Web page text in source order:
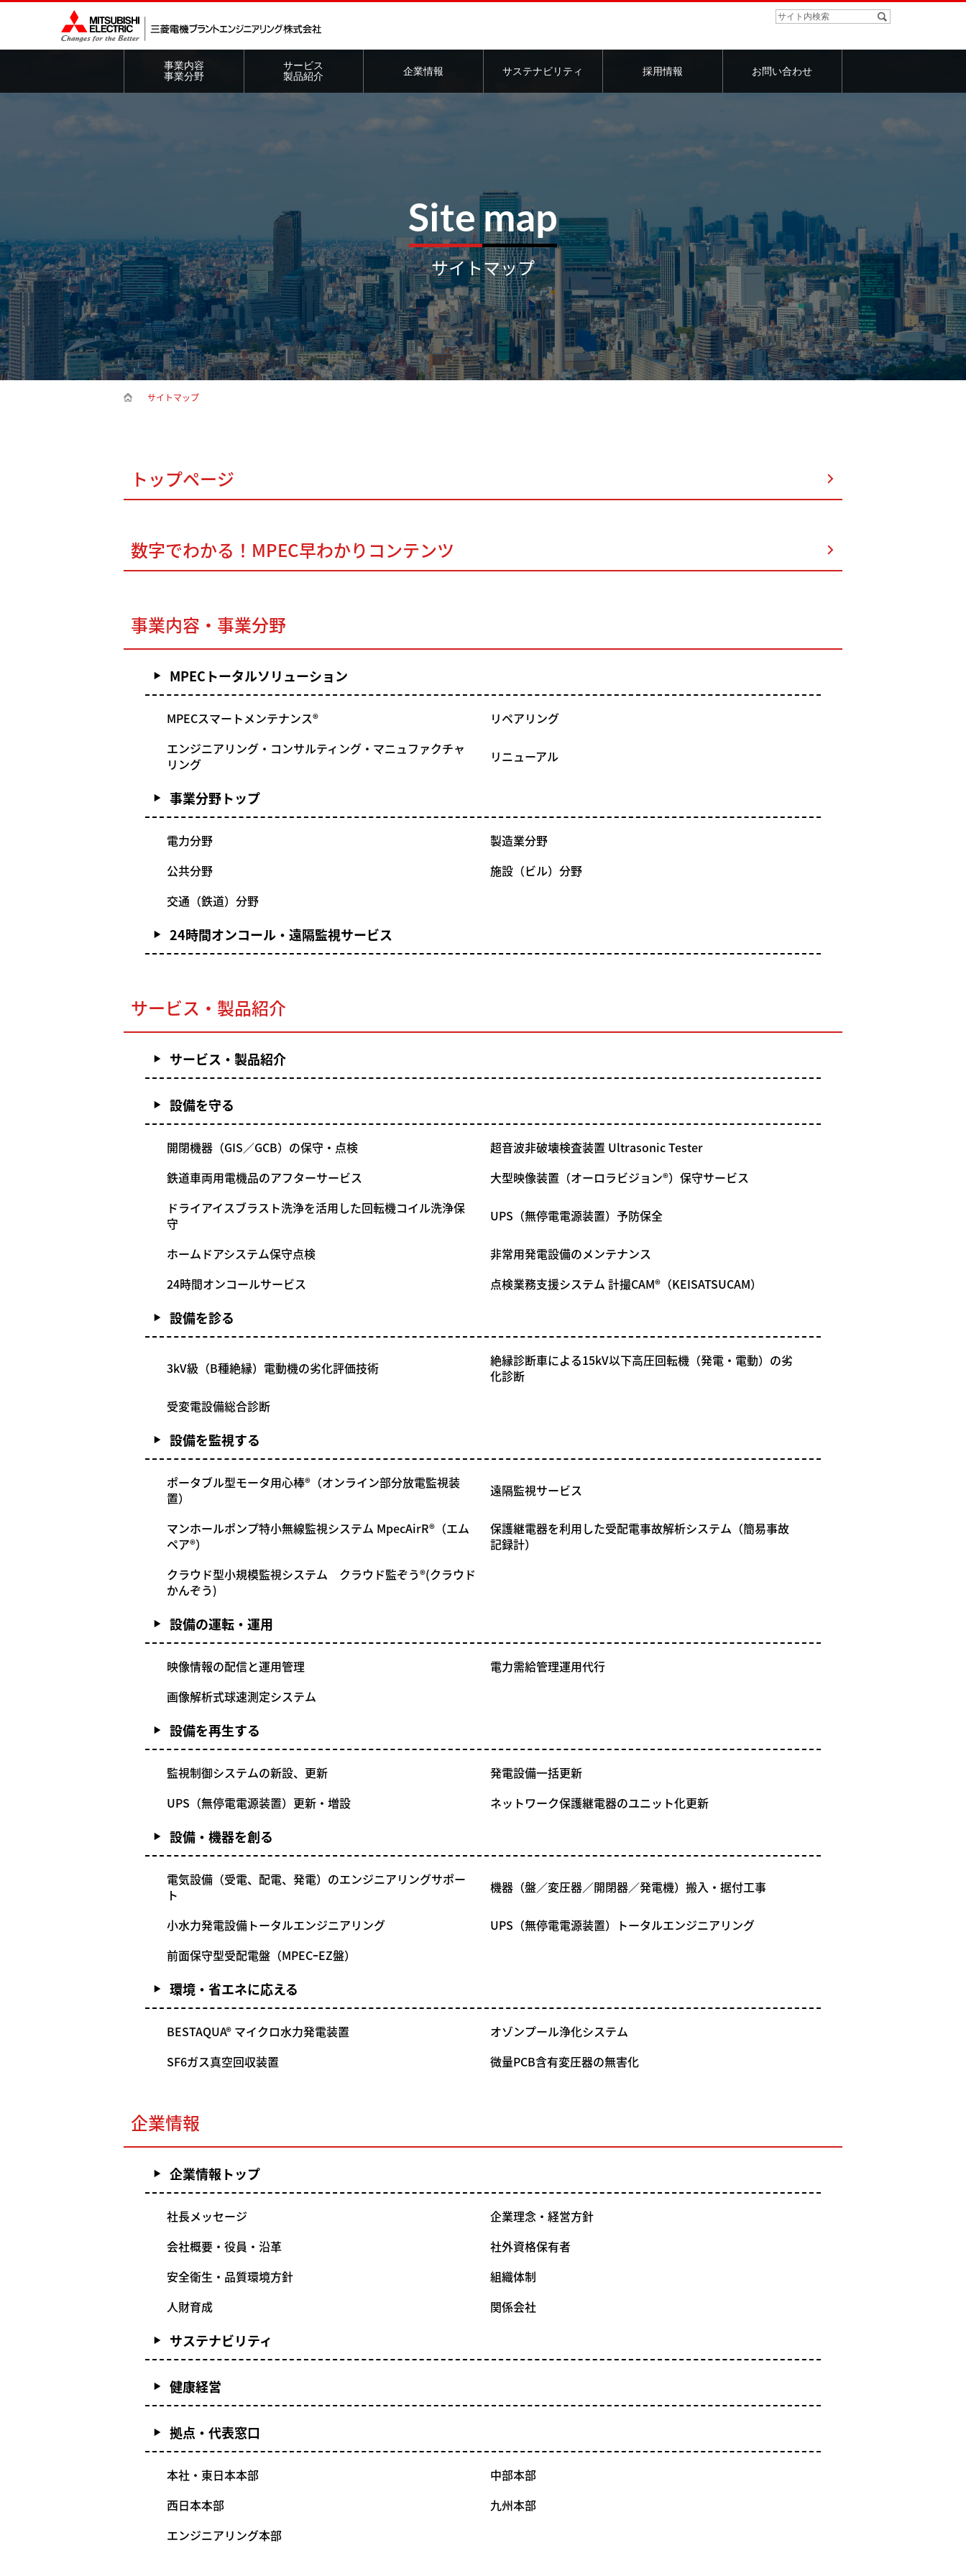
事業内容
事業分野
サービス
製品紹介
企業情報 サステナビリティ 採用情報 お問い合わせ
Site map
サイトマップ
サイトマップ
トップページ
数字でわかる！MPEC早わかりコンテンツ
事業内容・事業分野
MPECトータルソリューション
MPECスマートメンテナンス®
リペアリング
エンジニアリング・コンサルティング・マニュファクチャ
リング
リニューアル
事業分野トップ
電力分野
製造業分野
公共分野
施設（ビル）分野
交通（鉄道）分野
24時間オンコール・遠隔監視サービス
サービス・製品紹介
サービス・製品紹介
設備を守る
開閉機器（GIS／GCB）の保守・点検
超音波非破壊検査装置 Ultrasonic Tester
鉄道車両用電機品のアフターサービス
大型映像装置（オーロラビジョン®）保守サービス
ドライアイスブラスト洗浄を活用した回転機コイル洗浄保
守
UPS（無停電電源装置）予防保全
ホームドアシステム保守点検
非常用発電設備のメンテナンス
24時間オンコールサービス
点検業務支援システム 計撮CAM®（KEISATSUCAM）
設備を診る
3kV級（B種絶縁）電動機の劣化評価技術
絶縁診断車による15kV以下高圧回転機（発電・電動）の劣
化診断
受変電設備総合診断
設備を監視する
ポータブル型モータ用心棒®（オンライン部分放電監視装
置）
遠隔監視サービス
マンホールポンプ特小無線監視システム MpecAirR®（エム
ペア®）
保護継電器を利用した受配電事故解析システム（簡易事故
記録計）
クラウド型小規模監視システム クラウド監ぞう®(クラウド
かんぞう)
設備の運転・運用
映像情報の配信と運用管理
電力需給管理運用代行
画像解析式球速測定システム
設備を再生する
監視制御システムの新設、更新
発電設備一括更新
UPS（無停電電源装置）更新・増設
ネットワーク保護継電器のユニット化更新
設備・機器を創る
電気設備（受電、配電、発電）のエンジニアリングサポー
ト
機器（盤／変圧器／開閉器／発電機）搬入・据付工事
小水力発電設備トータルエンジニアリング
UPS（無停電電源装置）トータルエンジニアリング
前面保守型受配電盤（MPECｰEZ盤）
環境・省エネに応える
BESTAQUA® マイクロ水力発電装置
オゾンプール浄化システム
SF6ガス真空回収装置
微量PCB含有変圧器の無害化
企業情報
企業情報トップ
社長メッセージ
企業理念・経営方針
会社概要・役員・沿革
社外資格保有者
安全衛生・品質環境方針
組織体制
人財育成
関係会社
サステナビリティ
健康経営
拠点・代表窓口
本社・東日本本部
中部本部
西日本本部
九州本部
エンジニアリング本部